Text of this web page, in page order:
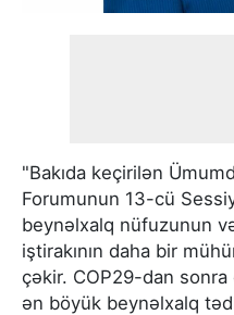
"Bakıda keçirilən
Forumunun 13-cü
beynəlxalq nüfuzunun
iştirakının daha bir
çəkir. COP29-dan
ən böyük beynəlxalq